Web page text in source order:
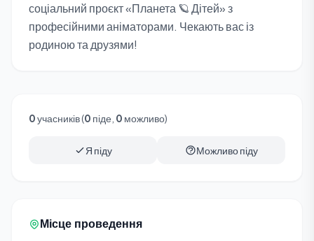
соціальний проєкт «Планета 🪐 Дітей» з
професійними аніматорами. Чекають вас із
родиною та друзями!
0учасників (0 піде, 0 можливо)
Я піду Можливо піду
Місце проведення